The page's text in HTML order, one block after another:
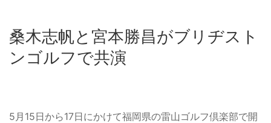
桑木志帆と宮本勝昌がブリヂスト
ンゴルフで共演
5月15日から17日にかけて福岡県の雷山ゴルフ倶楽部で開